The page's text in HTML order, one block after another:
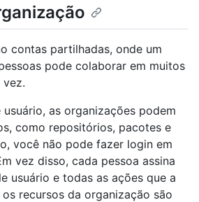
contas partilhadas, onde um
pode colaborar em muitos
as organizações podem
como repositórios, pacotes e
você não pode fazer login em
vez disso, cada pessoa assina
usuário e todas as ações que a
recursos da organização são